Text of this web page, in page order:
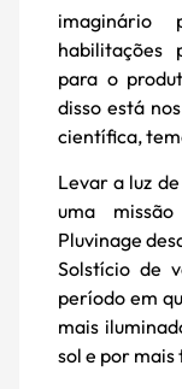
imaginário
habilitações
para o
disso está
científica,
Levar a luz
uma
Pluvinage
Solstício de
período em
mais
sol e por